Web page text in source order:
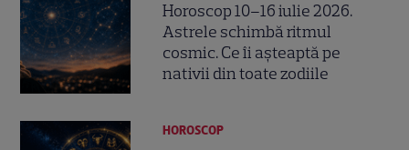
Horoscop 10–16 iulie 2026.
Astrele schimbă ritmul
cosmic. Ce îi așteaptă pe
nativii din toate zodiile
HOROSCOP